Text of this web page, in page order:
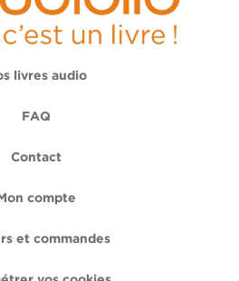
livres audio
FAQ
Contact
Mon compte
et commandes